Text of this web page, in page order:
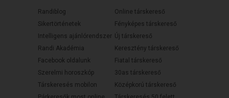
Randiblog
Sikertörténetek
Intelligens ajánlórendszer
Randi Akadémia
Facebook oldalunk
Szerelmi horoszkóp
Társkeresés mobilon
Online társkereső
Fényképes társkereső
Új társkereső
Keresztény társkereső
Fiatal társkereső
30as társkereső
Középkorú társkereső